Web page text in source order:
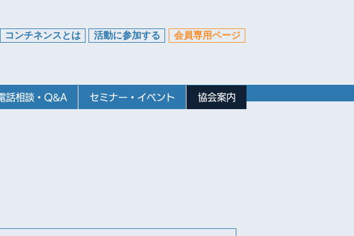
コンチネンスとは 活動に参加する 会員専用ページ
話相談・Q&A セミナー・イベント 協会案内